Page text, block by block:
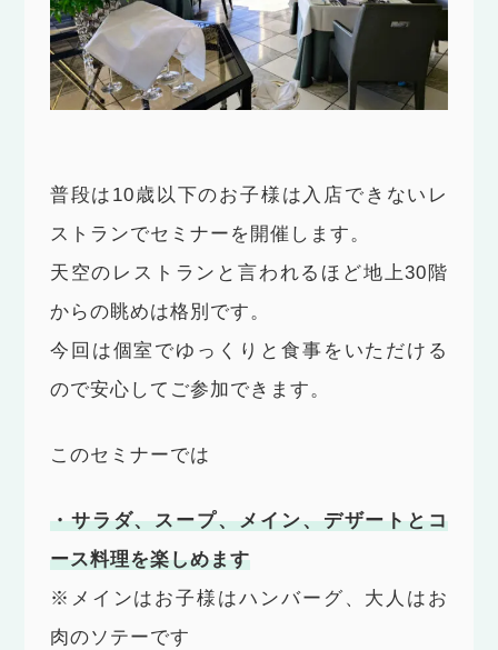
普段は10歳以下のお子様は入店できないレ
ストランでセミナーを開催します。
天空のレストランと言われるほど地上30階
からの眺めは格別です。
今回は個室でゆっくりと食事をいただける
ので安心してご参加できます。
このセミナーでは
・サラダ、スープ、メイン、デザートとコ
ース料理を楽しめます
※メインはお子様はハンバーグ、大人はお
肉のソテーです